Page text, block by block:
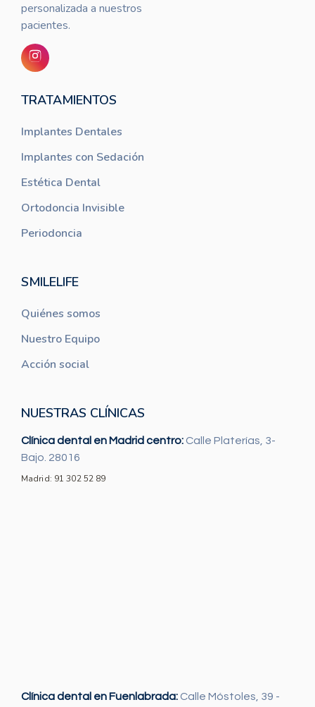
personalizada a nuestros
pacientes.
TRATAMIENTOS
Implantes Dentales
Implantes con Sedación
Estética Dental
Ortodoncia Invisible
Periodoncia
SMILELIFE
Quiénes somos
Nuestro Equipo
Acción social
NUESTRAS CLÍNICAS
Clínica dental en Madrid centro: Calle Platerías, 3-
Bajo. 28016
Madrid: 91 302 52 89
Clínica dental en Fuenlabrada: Calle Móstoles, 39 -